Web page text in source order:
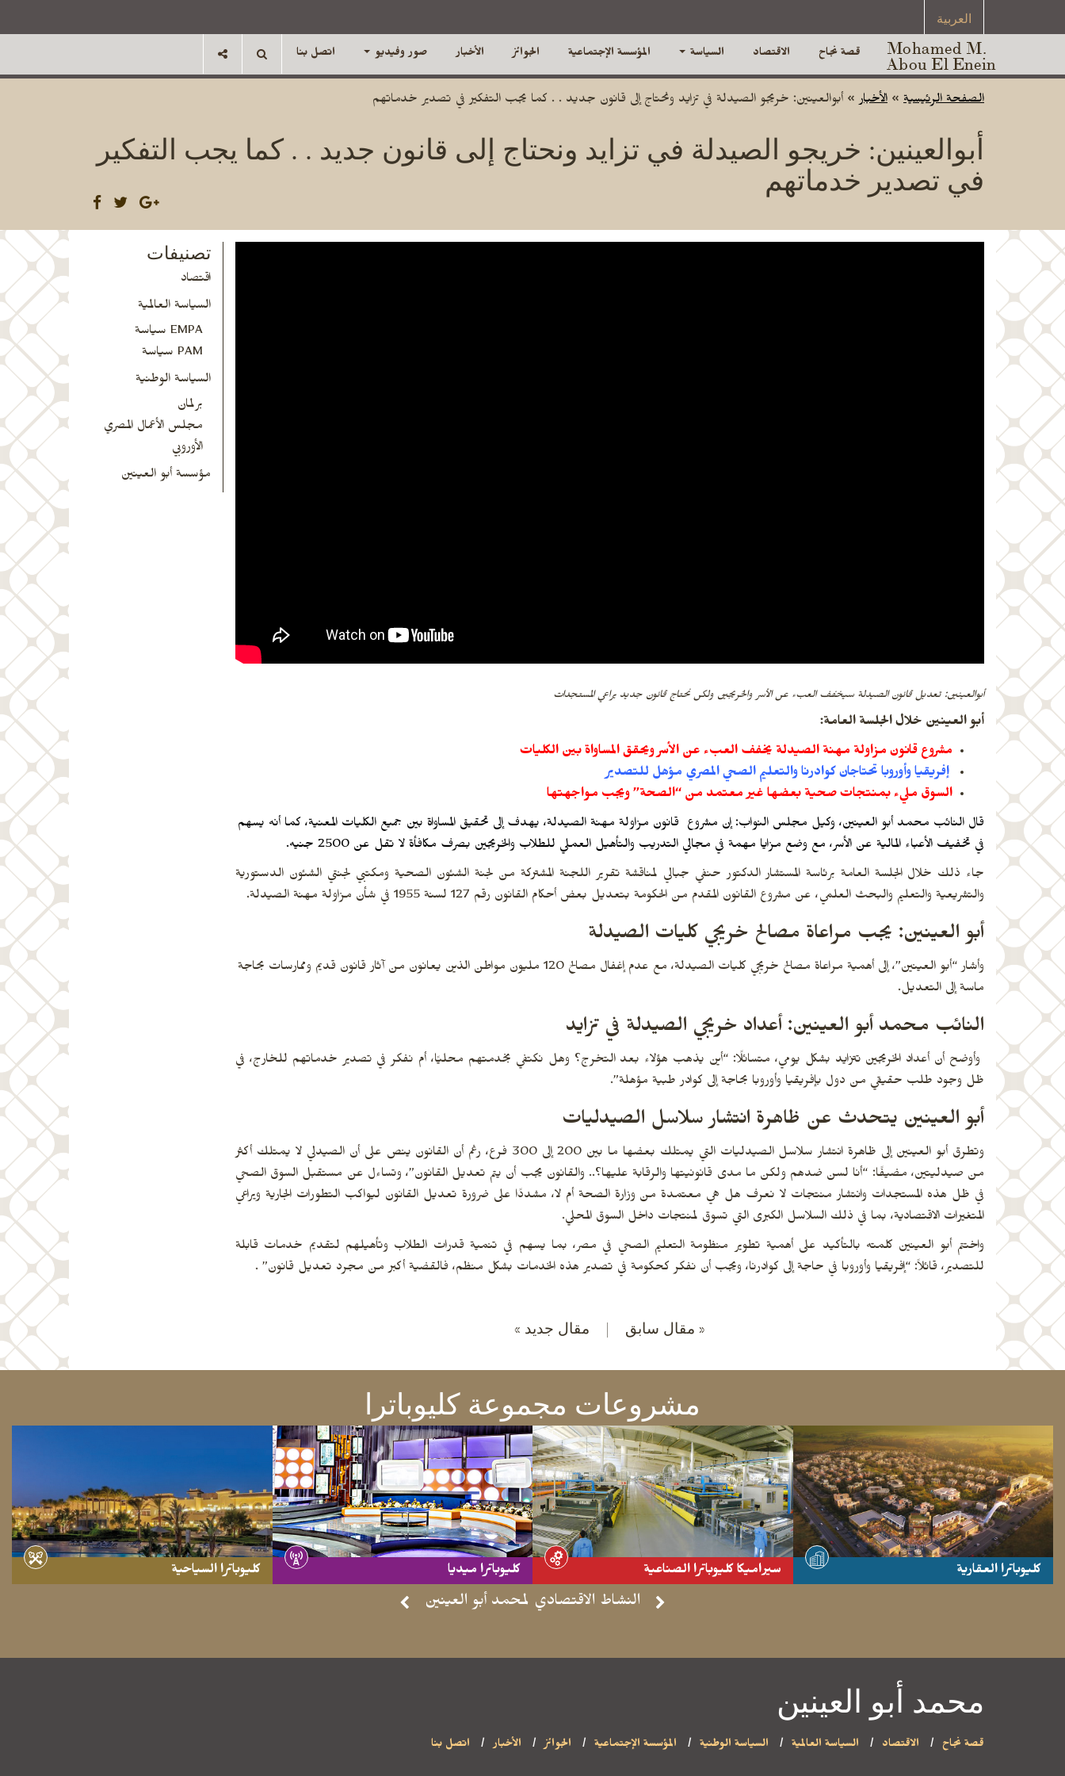
العربية
Mohamed M.
Abou El Enein قصة نجاح الاقتصاد السياسة المؤسسة الإجتماعية الجوائز الأخبار صور وفيديو اتصل بنا
الصفحة الرئيسية » الأخبار» أبوالعينين: خريجو الصيدلة في تزايد ونحتاج إلى قانون جديد . . كما يجب التفكير في تصدير خدماتهم
أبوالعينين: خريجو الصيدلة في تزايد ونحتاج إلى قانون جديد . . كما يجب التفكير
في تصدير خدماتهم
أبوالعينين: تعديل قانون الصيدلة سيخفف العبء عن الأسر والخريجين ولكن نحتاج قانون جديد يراعي المستجدات
أبو العينين خلال الجلسة العامة:
مشروع قانون مزاولة مهنة الصيدلة يخفف العبء عن الأسر ويحقق المساواة بين الكليات
إفريقيا وأوروبا تحتاجان كوادرنا والتعليم الصحي المصري مؤهل للتصدير
السوق مليء بمنتجات صحية بعضها غير معتمد من “الصحة” ويجب مواجهتها
قال النائب محمد أبو العينين، وكيل مجلس النواب: إن مشروع قانون مزاولة مهنة الصيدلة، يهدف إلى تحقيق المساواة بين جميع الكليات المعنية، كما أنه يسهم
في تخفيف الأعباء المالية عن الأسر، مع وضع مزايا مهمة في مجالي التدريب والتأهيل العملي للطلاب والخريجين بصرف مكافأة لا تقل عن 2500 جنيه.
جاء ذلك خلال الجلسة العامة برئاسة المستشار الدكتور حنفي جبالي لمناقشة تقرير اللجنة المشتركة من لجنة الشئون الصحية ومكتبي لجنتي الشئون الدستورية
والتشريعية والتعليم والبحث العلمي، عن مشروع القانون المقدم من الحكومة بتعديل بعض أحكام القانون رقم 127 لسنة 1955 في شأن مزاولة مهنة الصيدلة.
أبو العينين: يجب مراعاة مصالح خريجي كليات الصيدلة
وأشار “أبو العينين”، إلى أهمية مراعاة مصالح خريجي كليات الصيدلة، مع عدم إغفال مصالح 120 مليون مواطن الذين يعانون من آثار قانون قديم وممارسات بحاجة
ماسة إلى التعديل.
النائب محمد أبو العينين: أعداد خريجي الصيدلة في تزايد
وأوضح أن أعداد الخريجين تتزايد بشكل يومي، متسائلًا: “أين يذهب هؤلاء بعد التخرج؟ وهل نكتفي بخدمتهم محليًا، أم نفكر في تصدير خدماتهم للخارج، في
ظل وجود طلب حقيقي من دول بإفريقيا وأوروبا بحاجة إلى كوادر طبية مؤهلة”.
أبو العينين يتحدث عن ظاهرة انتشار سلاسل الصيدليات
وتطرق أبو العينين إلى ظاهرة انتشار سلاسل الصيدليات التي يمتلك بعضها ما بين 200 إلى 300 فرع، رغم أن القانون ينص على أن الصيدلي لا يمتلك أكثر
من صيدليتين، مضيفًا: “أنا لسن ضدهم ولكن ما مدى قانونيتها والرقابة عليها؟.. والقانون يجب أن يتم تعديل القانون”، وتساءل عن مستقبل السوق الصحي
في ظل هذه المستجدات وانتشار منتجات لا نعرف هل هي معتمدة من وزارة الصحة أم لا، مشددًا على ضرورة تعديل القانون ليواكب التطورات الجارية ويراعي
المتغيرات الاقتصادية، بما في ذلك السلاسل الكبرى التي تسوق لمنتجات داخل السوق المحلي.
واختتم أبو العينين كلمته بالتأكيد على أهمية تطوير منظومة التعليم الصحي في مصر، بما يسهم في تنمية قدرات الطلاب وتأهيلهم لتقديم خدمات قابلة
للتصدير، قائلاً: “إفريقيا وأوروبا في حاجة إلى كوادرنا، ويجب أن نفكر كحكومة في تصدير هذه الخدمات بشكل منظم، فالقضية أكبر من مجرد تعديل قانون” .
« مقال سابق | مقال جديد »
تصنيفات
اقتصاد
السياسة العالمية
EMPA سياسة
PAM سياسة
السياسة الوطنية
برلمان
مجلس الأعمال المصري
الأوروبي
مؤسسة أبو العينين
مشروعات مجموعة كليوباترا
كليوباترا العقارية سيراميكا كليوباترا الصناعية كليوباترا ميديا
- موقع مشاهدة -
كليوباترا السياحية
النشاط الاقتصادي لمحمد أبو العينين
محمد أبو العينين
قصة نجاح الاقتصاد السياسة العالمية السياسة الوطنية المؤسسة الإجتماعية الجوائز الأخبار اتصل بنا